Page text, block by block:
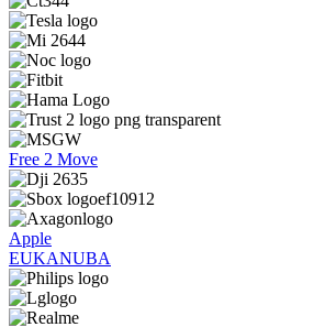
Free 2 Move
Apple
EUKANUBA